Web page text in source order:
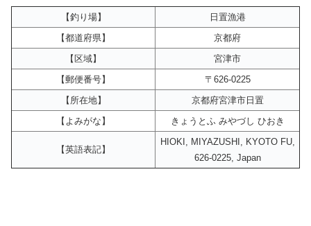
【釣り場】
日置漁港
【都道府県】
京都府
【区域】
宮津市
【郵便番号】
〒626-0225
【所在地】
京都府宮津市日置
【よみがな】
きょうとふ みやづし ひおき
【英語表記】
HIOKI, MIYAZUSHI, KYOTO FU,
626-0225, Japan